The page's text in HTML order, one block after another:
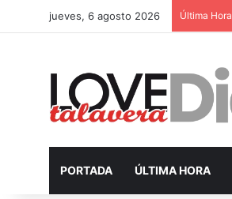
jueves, 6 agosto 2026 Última Hora
PORTADA ÚLTIMA HORA